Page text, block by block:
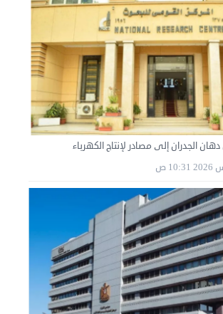
الجدران إلى مصادر لإنتاج الكهرباء